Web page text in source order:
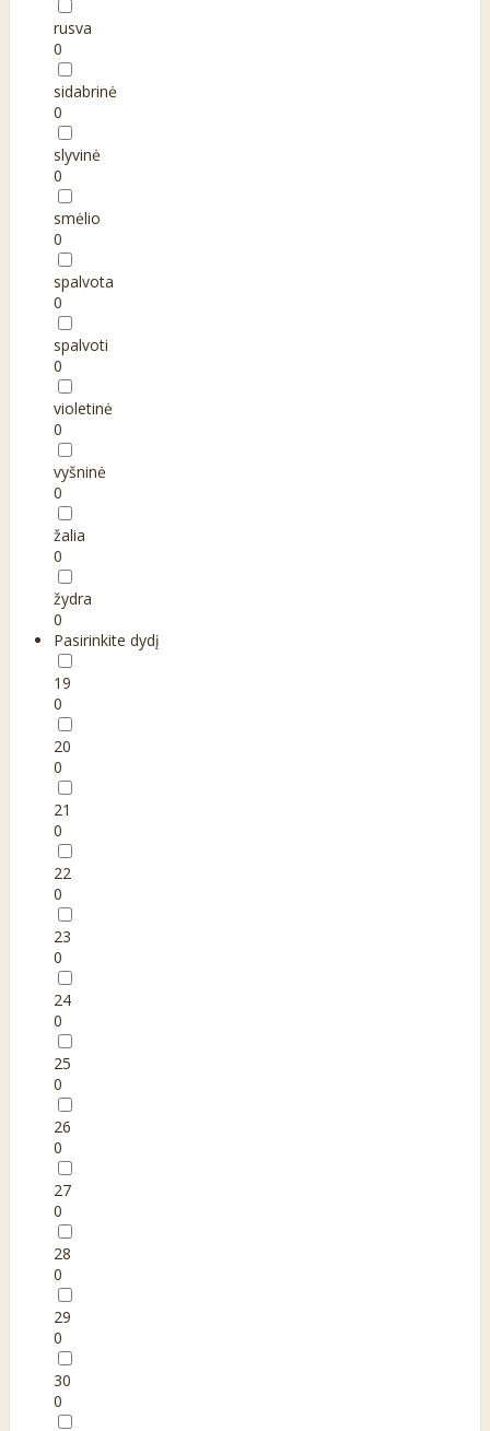
rusva
0
sidabrinė
0
slyvinė
0
smėlio
0
spalvota
0
spalvoti
0
violetinė
0
vyšninė
0
žalia
0
žydra
0
Pasirinkite dydį
19
0
20
0
21
0
22
0
23
0
24
0
25
0
26
0
27
0
28
0
29
0
30
0